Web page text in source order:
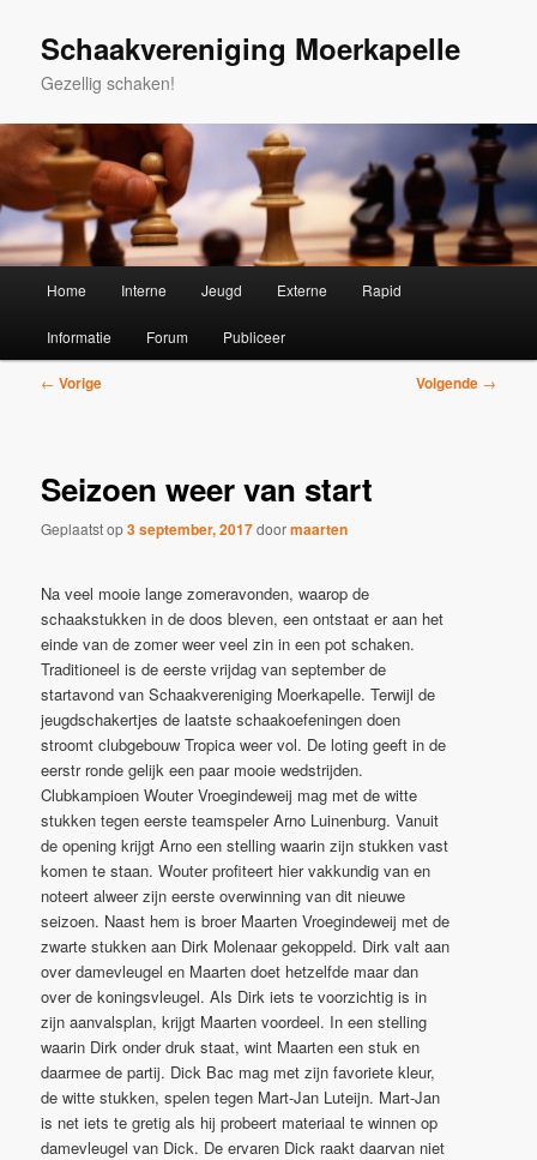
primaire
Schaakvereniging Moerkapelle
Gezellig schaken!
Home Interne Jeugd Externe Rapid
Informatie Forum Publiceer
Bericht
← Vorige Volgende →
Seizoen weer van start
Geplaatst op3 september, 2017doormaarten
Na veel mooie lange zomeravonden, waarop de
schaakstukken in de doos bleven, een ontstaat er aan het
einde van de zomer weer veel zin in een pot schaken.
Traditioneel is de eerste vrijdag van september de
startavond van Schaakvereniging Moerkapelle. Terwijl de
jeugdschakertjes de laatste schaakoefeningen doen
stroomt clubgebouw Tropica weer vol. De loting geeft in de
eerstr ronde gelijk een paar mooie wedstrijden.
Clubkampioen Wouter Vroegindeweij mag met de witte
stukken tegen eerste teamspeler Arno Luinenburg. Vanuit
de opening krijgt Arno een stelling waarin zijn stukken vast
komen te staan. Wouter profiteert hier vakkundig van en
noteert alweer zijn eerste overwinning van dit nieuwe
seizoen. Naast hem is broer Maarten Vroegindeweij met de
zwarte stukken aan Dirk Molenaar gekoppeld. Dirk valt aan
over damevleugel en Maarten doet hetzelfde maar dan
over de koningsvleugel. Als Dirk iets te voorzichtig is in
zijn aanvalsplan, krijgt Maarten voordeel. In een stelling
waarin Dirk onder druk staat, wint Maarten een stuk en
daarmee de partij. Dick Bac mag met zijn favoriete kleur,
de witte stukken, spelen tegen Mart-Jan Luteijn. Mart-Jan
is net iets te gretig als hij probeert materiaal te winnen op
damevleugel van Dick. De ervaren Dick raakt daarvan niet